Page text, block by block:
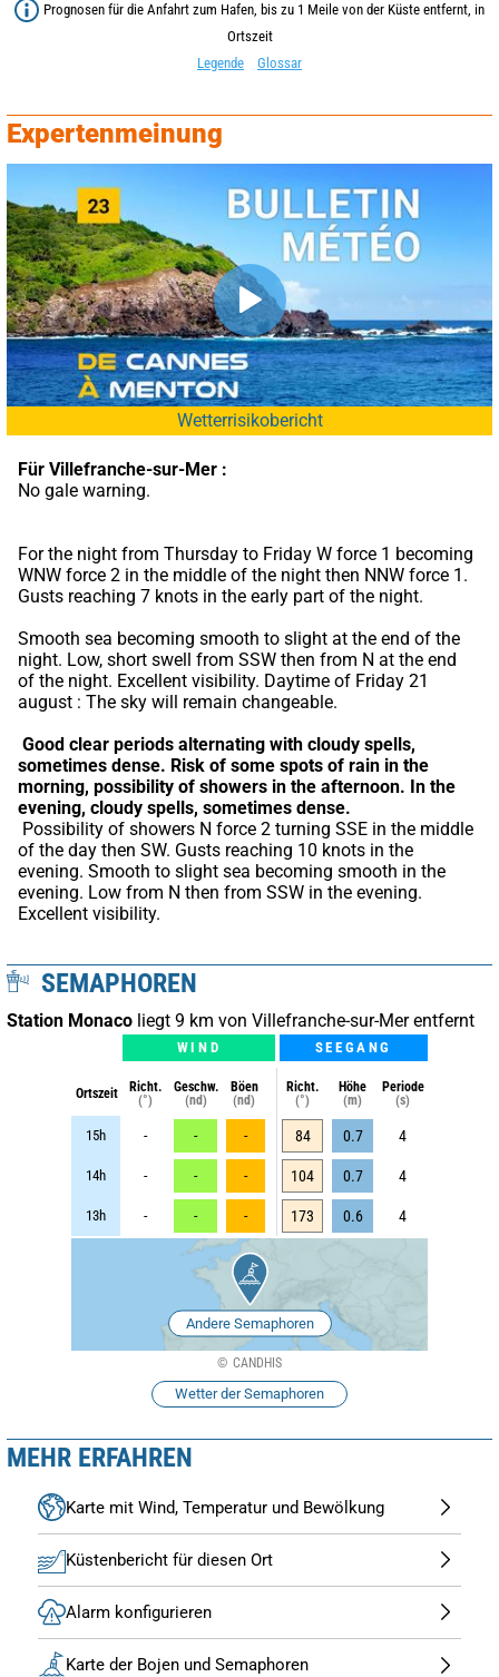
Prognosen für die Anfahrt zum Hafen, bis zu 1 Meile von der Küste entfernt, in
Ortszeit
Legende
Glossar
Expertenmeinung
Wetterrisikobericht
Für Villefranche-sur-Mer :
No gale warning.
For the night from Thursday to Friday W force 1 becoming
WNW force 2 in the middle of the night then NNW force 1.
Gusts reaching 7 knots in the early part of the night.
Smooth sea becoming smooth to slight at the end of the
night. Low, short swell from SSW then from N at the end
of the night. Excellent visibility. Daytime of Friday 21
august : The sky will remain changeable.
Good clear periods alternating with cloudy spells,
sometimes dense. Risk of some spots of rain in the
morning, possibility of showers in the afternoon. In the
evening, cloudy spells, sometimes dense.
of the day then SW. Gusts reaching 10 knots in the
evening. Smooth to slight sea becoming smooth in the
evening. Low from N then from SSW in the evening.
Excellent visibility.
SEMAPHOREN
Station Monaco liegt 9 km von Villefranche-sur-Mer entfernt
WIND SEEGANG
Ortszeit
Richt.
(°)
Geschw.
(nd)
Böen
(nd)
Richt.
(°)
Höhe
(m)
Periode
(s)
15h - - - 84 0.7 4
14h - - - 104 0.7 4
13h - - - 173 0.6 4
Andere Semaphoren
CANDHIS
Wetter der Semaphoren
MEHR ERFAHREN
Karte mit Wind, Temperatur und Bewölkung
Küstenbericht für diesen Ort
Alarm konfigurieren
Karte der Bojen und Semaphoren